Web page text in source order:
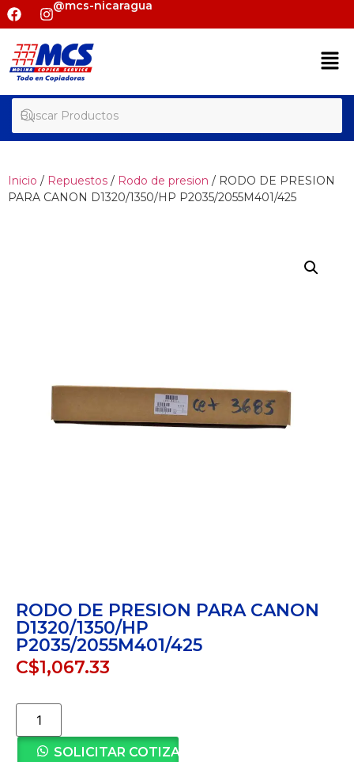
@mcs-nicaragua
Inicio / Repuestos / Rodo de presion / RODO DE PRESION
PARA CANON D1320/1350/HP P2035/2055M401/425
RODO DE PRESION PARA CANON
D1320/1350/HP
P2035/2055M401/425
C$1,067.33
SOLICITAR COTIZACIÓN